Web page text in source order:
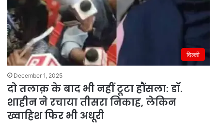
दिल्ली
December 1, 2025
दो तलाक़ के बाद भी नहीं टूटा हौंसला: डॉ.
शाहीन ने रचाया तीसरा निकाह, लेकिन
ख्वाहिश फिर भी अधूरी